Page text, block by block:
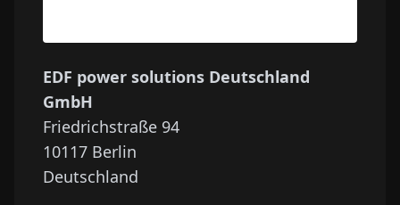
EDF power solutions Deutschland
GmbH
Friedrichstraße 94
10117 Berlin
Deutschland